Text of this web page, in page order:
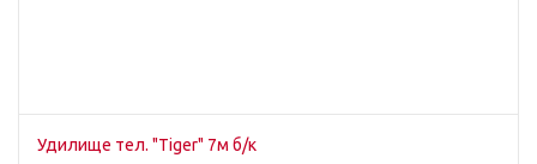
Удилище тел. "Tiger" 7м б/к